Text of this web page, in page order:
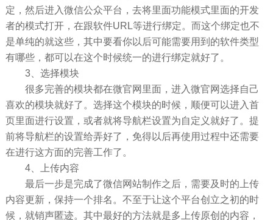
定，然后进入微信公众平台，去将里面功能模式里面的开发
者的模式打开，在跟软件URL等进行绑定。而这个绑定也不
是单纯的就这些，其中要看你以后可能需要用到的软件类型
有哪些，都可以在这个时候统一的进行绑定就好了。
3、选择模块
很多完善的模块都在微官网里面，进入微官网选择自己
喜欢的模块就好了。选择这个模块的时候，顺便可以进入首
页里面进行设置，或者就将导航栏设置为自定义就好了。提
前将导航栏的设置给弄好了，免得以后再使用过程中还需要
在进行这方面的完善工作了。
4、上传内容
最后一步是完成了微信网站制作之后，需要及时的上传
内容更新，保持一个排名。不至于让这个平台创立之初的时
候，就销声匿迹。其中最好的方法就是多上传原创的内容，